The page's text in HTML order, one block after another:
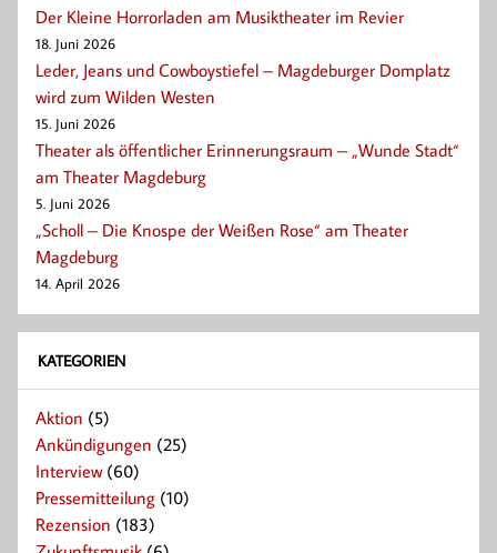
Der Kleine Horrorladen am Musiktheater im Revier
18. Juni 2026
Leder, Jeans und Cowboystiefel – Magdeburger Domplatz
wird zum Wilden Westen
15. Juni 2026
Theater als öffentlicher Erinnerungsraum – „Wunde Stadt“
am Theater Magdeburg
5. Juni 2026
„Scholl – Die Knospe der Weißen Rose“ am Theater
Magdeburg
14. April 2026
KATEGORIEN
Aktion (5)
Ankündigungen (25)
Interview(60)
Pressemitteilung (10)
Rezension (183)